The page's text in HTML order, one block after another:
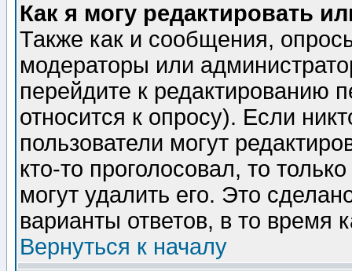
Как я могу редактировать
Также как и сообщения,
модераторы или
перейдите к редактированию
относится к опросу). Если
пользователи могут
кто-то проголосовал, то
могут удалить его. Это
варианты ответов, в то время
Вернуться к началу